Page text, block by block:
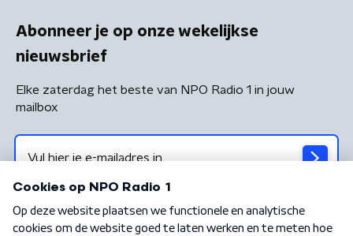
Abonneer je op onze wekelijkse
nieuwsbrief
Elke zaterdag het beste van NPO Radio 1 in jouw
mailbox